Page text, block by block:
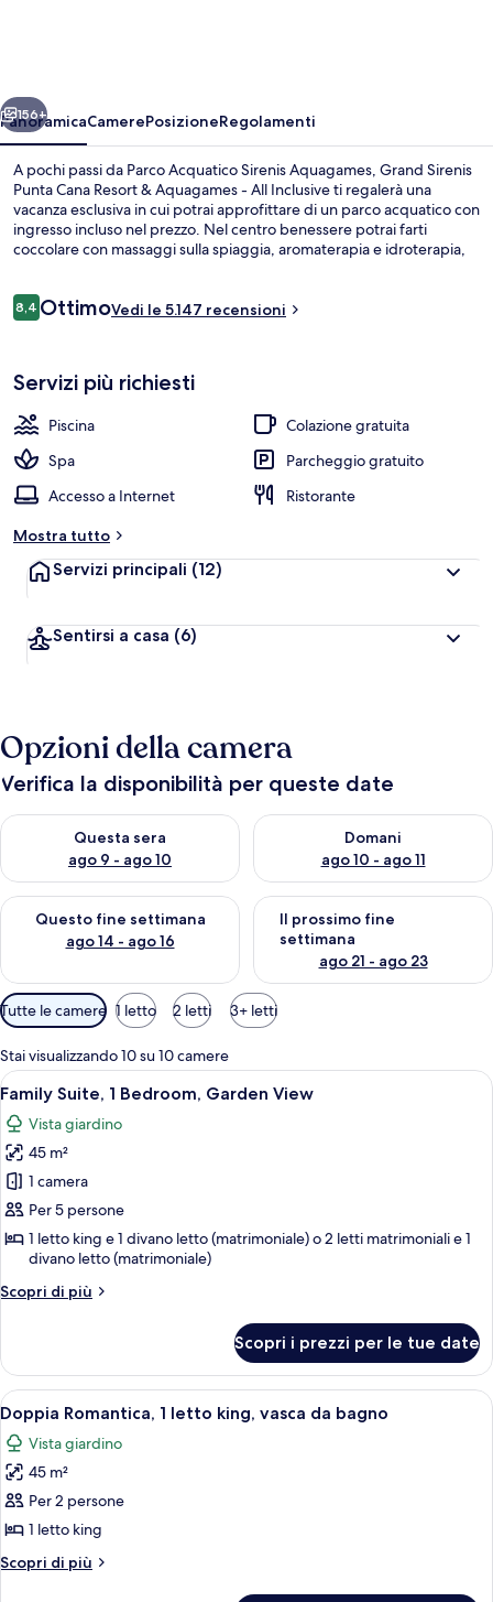
&
Aquagames
All
Inclusive
Avanti
156+
PanoramicaCamerePosizioneRegolamenti
A pochi passi da Parco Acquatico Sirenis Aquagames, Grand Sirenis
Punta Cana Resort & Aquagames - All Inclusive ti regalerà una
vacanza esclusiva in cui potrai approfittare di un parco acquatico con
ingresso incluso nel prezzo. Nel centro benessere potrai farti
coccolare con massaggi sulla spiaggia, aromaterapia e idroterapia,
questo resort di lusso sono 2 piscine all'aperto, un miniclub per
Recensioni
8,48,4 su 10
OttimoVedi le 5.147 recensioni
Servizi più richiesti
Piscina
Colazione gratuita
Spa
Parcheggio gratuito
Accesso a Internet
Ristorante
Mostra tutto
Servizi principali (12)
Sentirsi a casa (6)
Opzioni della camera
Verifica la disponibilità per queste date
Questa sera
ago 9 - ago 10
Verifica la disponibilità per questa sera, ago 9 - ago 10
Domani
ago 10 - ago 11
Verifica la disponibilità per
Questo fine settimana
ago 14 - ago 16
Verifica la disponibilità per questo fine settimana, ago 14 -
Il prossimo fine
settimana
ago 21 - ago 23
Verifica la disponibilità per il
Filtri
disponibili
per
le
camere
Tutte le camere 1 letto 2 letti 3+ letti
Stai visualizzando 10 su 10 camere
Apri
tutte
le
foto
per
Family
Suite,
Bedroom,
Camera d'hotel moderna con un
6
Family Suite, 1 Bedroom, Garden View
Vista giardino
45 m²
1 camera
Per 5 persone
1 letto king e 1 divano letto (matrimoniale) o 2 letti matrimoniali e 1
divano letto (matrimoniale)
Scopri di più
Altri
Suite,
Bedroom,
Garden
View
Scopri i prezzi per le tue date
Apri
tutte
le
foto
per
Doppia
Romantica,
1
Una camera da letto con un letto a
6
Doppia Romantica, 1 letto king, vasca da bagno
Vista giardino
45 m²
Per 2 persone
1 letto king
Scopri di più
Altri